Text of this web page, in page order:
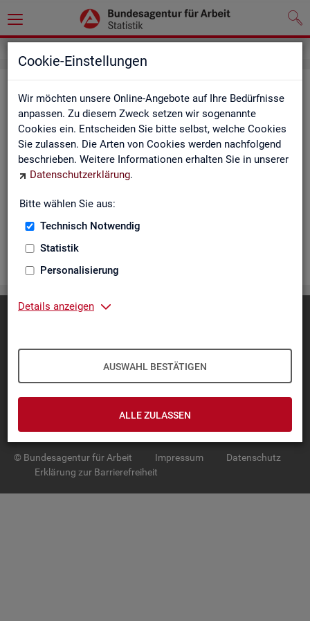
Cookie-Einstellungen
Wir möchten unsere Online-Angebote auf Ihre Bedürfnisse
anpassen. Zu diesem Zweck setzen wir sogenannte
Cookies ein. Entscheiden Sie bitte selbst, welche Cookies
Sie zulassen. Die Arten von Cookies werden nachfolgend
beschrieben. Weitere Informationen erhalten Sie in unserer
Datenschutzerklärung.
Bitte wählen Sie aus:
Technisch Notwendig
Statistik
Personalisierung
Details anzeigen
AUSWAHL BESTÄTIGEN
ALLE ZULASSEN
Ar­beits­lo­se und Ar­beits­lo­sen­quo­
ten - Deutsch­land, Län­der, Krei­se
und Ge­mein­den (Zeit­rei­he Mo­nats-
und Jah­res­zah­len)
nen über Ar­beits­lo­se nach Alter, Ge­schlecht, Staats­an­ge­hö­
rig­keit, Schwer­be­hin­de­rung und wei­te­re Merk­ma­le sowie Ar­
beits­lo­sen­quo­ten.
Diese Seite empfehlen
IN­TER­AK­TI­VE STA­TIS­TI­KEN
GRUND­LA­GEN
© Bundesagentur für Arbeit Impressum
Datenschutz
Erklärung zur Barrierefreiheit